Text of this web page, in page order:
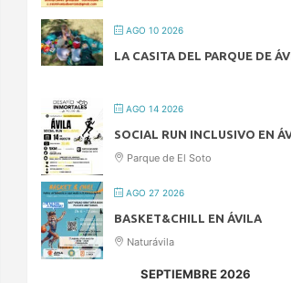
AGO 10 2026
LA CASITA DEL PARQUE DE
AGO 14 2026
SOCIAL RUN INCLUSIVO EN
Parque de El Soto
AGO 27 2026
BASKET&CHILL EN ÁVILA
Naturávila
SEPTIEMBRE 2026